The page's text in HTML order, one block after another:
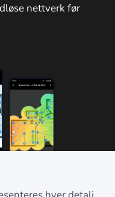
nettverk før